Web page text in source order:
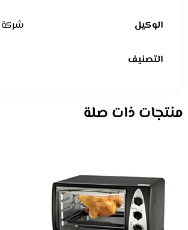
الوكيل شركة
التصنيف
منتجات ذات صلة